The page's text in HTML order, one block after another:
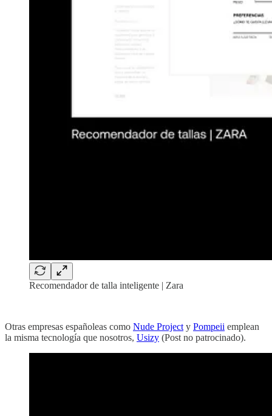
Recomendador de talla inteligente | Zara
‏‏Otras empresas españoleas como Nude Project y Pompeii emplean
la misma tecnología que nosotros, Usizy (Post no patrocinado).